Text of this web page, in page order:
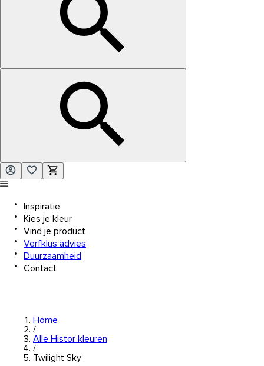
Inspiratie
Kies je kleur
Vind je product
Verfklus advies
Duurzaamheid
Contact
Home
/
Alle Histor kleuren
/
Twilight Sky